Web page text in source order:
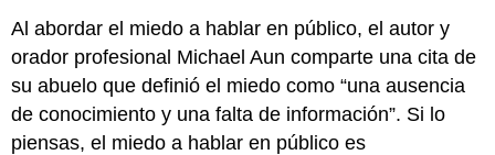
Al abordar el miedo a hablar en público, el autor y
orador profesional Michael Aun comparte una cita de
su abuelo que definió el miedo como “una ausencia
de conocimiento y una falta de información”. Si lo
piensas, el miedo a hablar en público es